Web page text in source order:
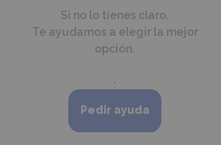
Si no lo tienes claro.
Te ayudamos a elegir la mejor
opción.
.
Pedir ayuda